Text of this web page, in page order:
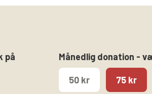
på
Månedlig donation -
50 kr 75 kr